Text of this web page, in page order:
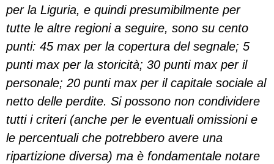
per la Liguria, e quindi presumibilmente per
tutte le altre regioni a seguire, sono su cento
punti: 45 max per la copertura del segnale; 5
punti max per la storicità; 30 punti max per il
personale; 20 punti max per il capitale sociale al
netto delle perdite. Si possono non condividere
tutti i criteri (anche per le eventuali omissioni e
le percentuali che potrebbero avere una
ripartizione diversa) ma è fondamentale notare